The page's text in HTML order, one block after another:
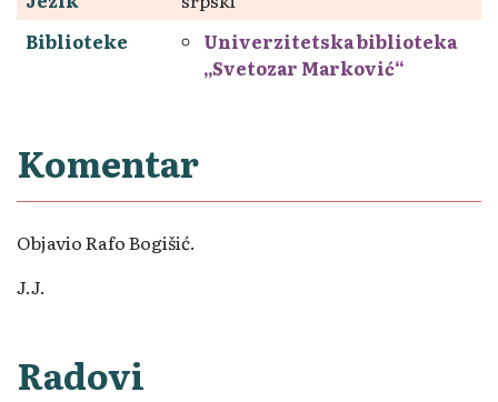
Biblioteke
Univerzitetska biblioteka
„Svetozar Marković“
Komentar
Objavio Rafo Bogišić.
J.J.
Radovi